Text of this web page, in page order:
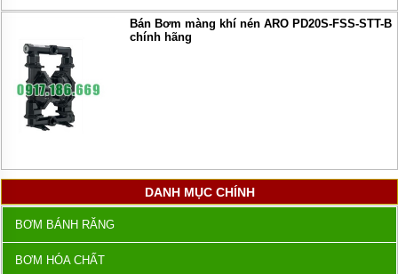
Bán Bơm màng khí nén ARO PD20S-FSS-STT-B
chính hãng
DANH MỤC CHÍNH
BƠM BÁNH RĂNG
BƠM HÓA CHẤT